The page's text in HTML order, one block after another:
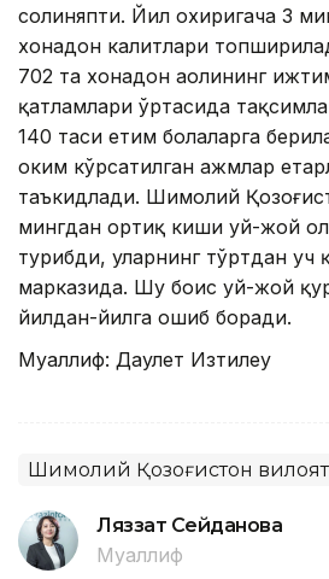
солиняпти. Йил охиригача 3
хонадон калитлари
702 та хонадон аҳолининг
қатламлари ўртасида
140 таси етим болаларга
ҳоким кўрсатилган ҳажмлар
таъкидлади. Шимолий
мингдан ортиқ киши уй-жой
турибди, уларнинг тўртдан уч
марказида. Шу боис уй-жой
йилдан-йилга ошиб боради.
Муаллиф: Даулет Изтилеу
Шимолий Қозоғистон
Ляззат Сейданова
Муаллиф